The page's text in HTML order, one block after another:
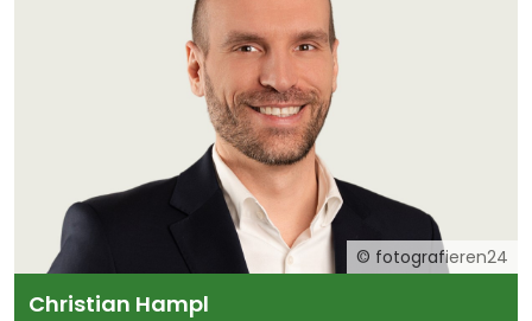
© fotografieren24
Christian Hampl